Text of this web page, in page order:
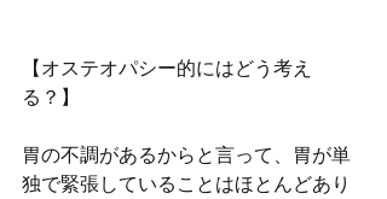
【オステオパシー的にはどう考え
る？】
胃の不調があるからと言って、胃が単
独で緊張していることはほとんどあり